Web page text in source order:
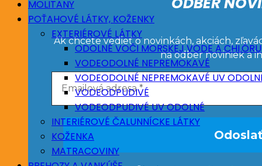
Ak chcete vedieť o novinkách, akciách,
na odber noviniek a
MOLITANY
POŤAHOVÉ LÁTKY, KOŽENKY
EXTERIÉROVÉ LÁTKY
ODOLNÉ VOČI MORSKEJ VODE A CHLÓRU
VODEODOLNÉ NEPREMOKAVÉ
VODEODOLNÉ NEPREMOKAVÉ UV
VODEODPUDIVÉ
VODEODPUDIVÉ UV ODOLNÉ
INTERIÉROVÉ ČALUNNÍCKE LÁTKY
KOŽENKA
MATRACOVINY